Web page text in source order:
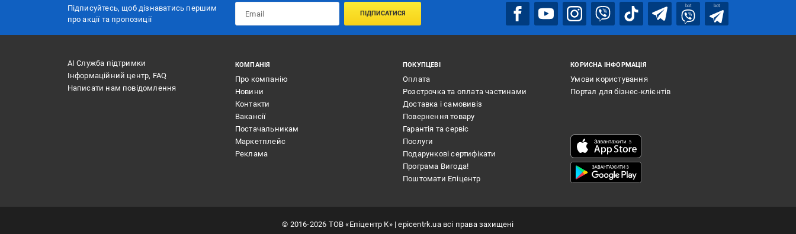
Підписуйтесь, щоб дізнаватись першим
про акції та пропозиції
ПІДПИСАТИСЯ
bot bot
АІ Служба підтримки
Інформаційний центр, FAQ
Написати нам повідомлення
КОМПАНІЯ
Про компанію
Новини
Контакти
Вакансії
Постачальникам
Маркетплейс
Реклама
ПОКУПЦЕВІ
Оплата
Розстрочка та оплата частинами
Доставка і самовивіз
Повернення товару
Гарантія та сервіс
Послуги
Подарункові сертифікати
Програма Вигода!
Поштомати Епіцентр
КОРИСНА ІНФОРМАЦІЯ
Умови користування
Портал для бізнес-клієнтів
© 2016-2026 ТОВ «Епіцентр К»| epicentrk.ua всі права захищені